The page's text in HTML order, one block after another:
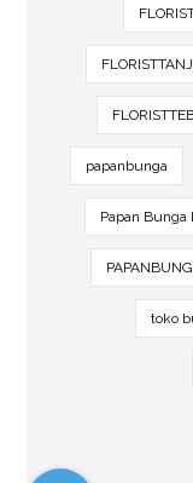
papanbunga
Papan Bunga
toko